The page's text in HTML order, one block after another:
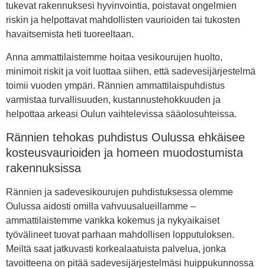
tukevat rakennuksesi hyvinvointia, poistavat ongelmien
riskin ja helpottavat mahdollisten vaurioiden tai tukosten
havaitsemista heti tuoreeltaan.
Anna ammattilaistemme hoitaa vesikourujen huolto,
minimoit riskit ja voit luottaa siihen, että sadevesijärjestelmä
toimii vuoden ympäri. Rännien ammattilaispuhdistus
varmistaa turvallisuuden, kustannustehokkuuden ja
helpottaa arkeasi Oulun vaihtelevissa sääolosuhteissa.
Rännien tehokas puhdistus Oulussa ehkäisee
kosteusvaurioiden ja homeen muodostumista
rakennuksissa
Rännien ja sadevesikourujen puhdistuksessa olemme
Oulussa aidosti omilla vahvuusalueillamme –
ammattilaistemme vankka kokemus ja nykyaikaiset
työvälineet tuovat parhaan mahdollisen lopputuloksen.
Meiltä saat jatkuvasti korkealaatuista palvelua, jonka
tavoitteena on pitää sadevesijärjestelmäsi huippukunnossa